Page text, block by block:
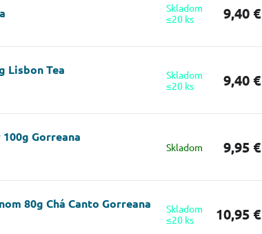
Skladom
≤20 ks
9,40 €
Lisbon Tea
Skladom
≤20 ks
9,40 €
Gorreana
Skladom 9,95 €
80g Chá Canto Gorreana
Skladom
≤20 ks
10,95 €